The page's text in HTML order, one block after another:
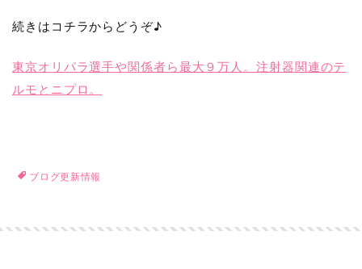
続きはコチラからどうぞ♪
東京オリパラ選手や関係者ら最大９万人。注射器関連のテ
ルモとニプロ。
ブログ更新情報